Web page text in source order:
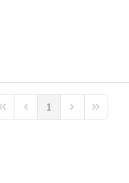
First PagePrevious Page
1
Next PageLast Page